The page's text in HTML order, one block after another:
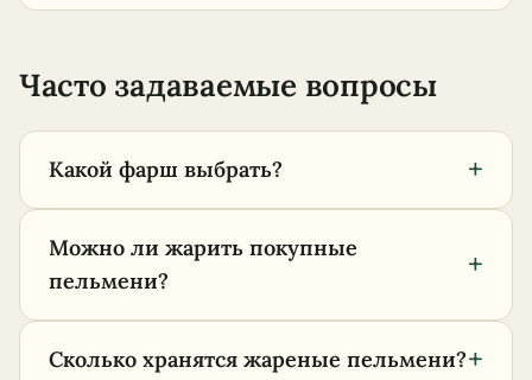
Часто задаваемые вопросы
Какой фарш выбрать? +
Можно ли жарить покупные
пельмени?
+
Сколько хранятся жареные пельмени?+